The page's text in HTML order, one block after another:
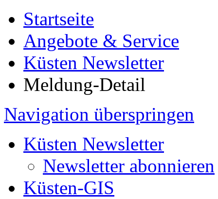
Startseite
Angebote & Service
Küsten Newsletter
Meldung-Detail
Navigation überspringen
Küsten Newsletter
Newsletter abonnieren
Küsten-GIS